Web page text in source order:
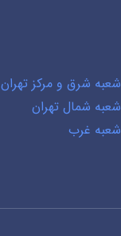
شعبه شرق و مرکز تهران
شعبه شمال تهران
شعبه غرب